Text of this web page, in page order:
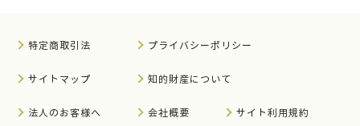
特定商取引法 プライバシーポリシー
サイトマップ 知的財産について
法人のお客様へ 会社概要 サイト利用規約